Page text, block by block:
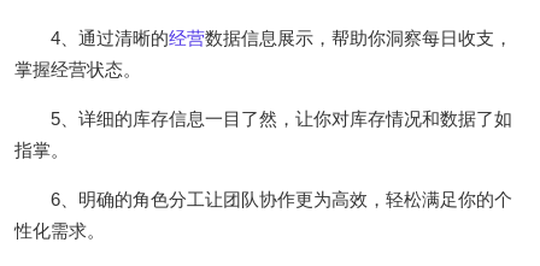
4、通过清晰的经营数据信息展示，帮助你洞察每日收支，
掌握经营状态。
5、详细的库存信息一目了然，让你对库存情况和数据了如
指掌。
6、明确的角色分工让团队协作更为高效，轻松满足你的个
性化需求。